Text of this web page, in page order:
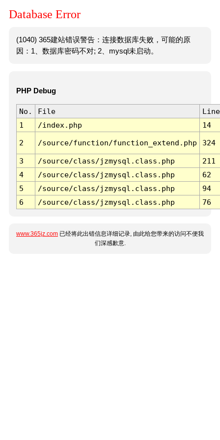
Database Error
(1040) 365建站错误警告：连接数据库失败，可能的原
因：1、数据库密码不对; 2、mysql未启动。
PHP Debug
No. File
Line
1
/index.php 14
2 /source/function/function_extend.php 324
3 /source/class/jzmysql.class.php
211
4
/source/class/jzmysql.class.php
62
5
/source/class/jzmysql.class.php
94
6
/source/class/jzmysql.class.php 76
www.365jz.com 已经将此出错信息详细记录, 由此给您带来的访问不便我
们深感歉意.